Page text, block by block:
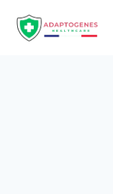
contenu